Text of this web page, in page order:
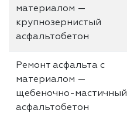
материалом —
крупнозернистый
асфальтобетон
Ремонт асфальта с
материалом —
щебеночно-мастичный
асфальтобетон